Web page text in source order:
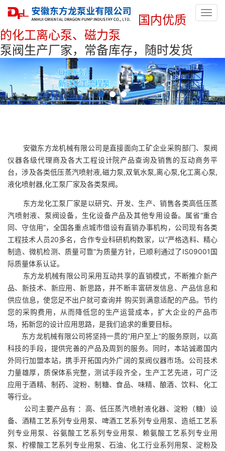
国内优质
的化工离心泵、磁力泵
泵阀生产厂家，常备库存，随时发货
安徽东方龙机械有限公司是直接面向工矿企业采购部门、泵阀
仪器各级代理商及各大工程设计院产品查询及销售的互动商务平
台，涉及各类低压蒸汽喷射液,磁力泵,双氧水泵,离心泵,化工离心泵,
液化喷射器,化工泵厂家及各类泵阀。
东方龙化工泵厂家是以研究、开发、生产、销售各类高低压蒸
汽喷射液、泵阀设备，生化设备产品及其他专用设备。属省“重合
同、守信用”，全国各重点城市借设有直销办事机构，公司现有各类
工程技术人员20多名，合作专业科研机构数家，以“严格选料、精心
制造、微机检测、质量可靠”为质量方针，已顺利通过了IS09001国
际质量体系认证。
东方龙机械有限公司采用互动共享的直销模式，不断推介新产
品、新技术、新应用、新思路，并不断丰富研发信息、产品信息和
供应信息，使您足不出户就可查询并 购买到满意适配的产品。节约
您的采购费用，从而降低您的生产运营成本，扩大企业的产品市
场，拓新您的设计应用思路，是我们追求的重要目标。
东方龙机械有限公司将坚持一贯的“用户至上”的服务原则，以高
科技的手段，提供完善的产品及周到的服务。同时，本站诚邀国内
外同行加盟本站，携手开拓国内外广阔的泵阀仪器市场。公司技术
力量雄厚，质保体系完整，测试手段齐全，生产工艺先进，可广泛
应用于酒精、制药、淀粉、制糖、食品、味精、酿酒、饮料、化工
等行业。
公司主要产品有 ：高、低压蒸汽喷射液化器、淀粉（糖）设
备、酒精工艺系列专业用泵、啤酒工艺系列专业用泵、造纸工艺系
列专业用泵、谷氨酸工艺系列专业用泵、赖氨酸工艺系列专业用
泵、柠檬酸工艺系列专业用泵、石油、化工行业系列用泵、淀粉及